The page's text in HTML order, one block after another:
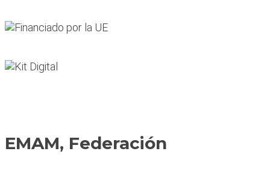
EMAM, Federación